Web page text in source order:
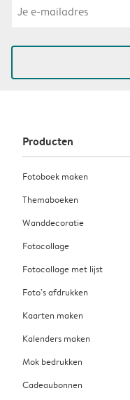
Producten
Fotoboek maken
Themaboeken
Wanddecoratie
Fotocollage
Fotocollage met lijst
Foto’s afdrukken
Kaarten maken
Kalenders maken
Mok bedrukken
Cadeaubonnen